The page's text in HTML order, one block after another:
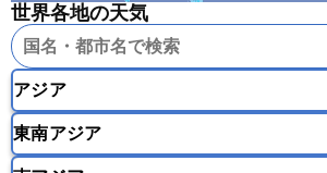
世界各地の天気
アジア
韓国
東南アジア